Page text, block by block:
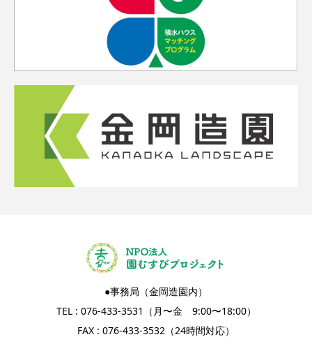
●事務局（金岡造園内）
TEL : 076-433-3531（月〜金 9:00〜18:00）
FAX : 076-433-3532（24時間対応）